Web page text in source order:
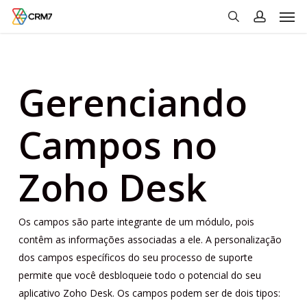
Skip
Gerenciando
Campos no
Zoho Desk
Os campos são parte integrante de um módulo, pois
contêm as informações associadas a ele. A personalização
dos campos específicos do seu processo de suporte
permite que você desbloqueie todo o potencial do seu
aplicativo Zoho Desk. Os campos podem ser de dois tipos: